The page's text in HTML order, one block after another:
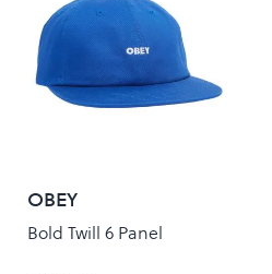
OBEY
Bold Twill 6 Panel